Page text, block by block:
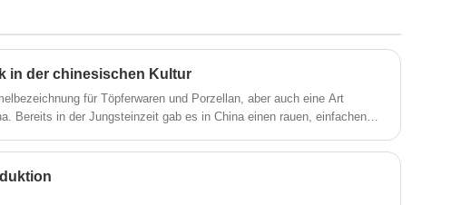
entspannter sind.
in der chinesischen Kultur
für Töpferwaren und Porzellan, aber auch eine Art
Bereits in der Jungsteinzeit gab es in China einen rauen, einfachen